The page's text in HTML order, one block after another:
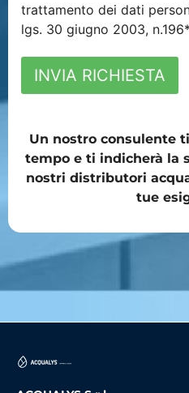
trattamento dei dati
lgs. 30 giugno 2003,
INVIA RICHIESTA
Un nostro consulente
tempo e ti indicherà la
nostri distributori
tue